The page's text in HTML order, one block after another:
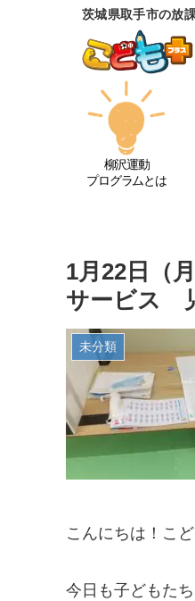
茨城県取手市の放
柳沢運動
プログラムとは
1月22日（
サービス
未分類
こんにちは！こ
今日も子どもた